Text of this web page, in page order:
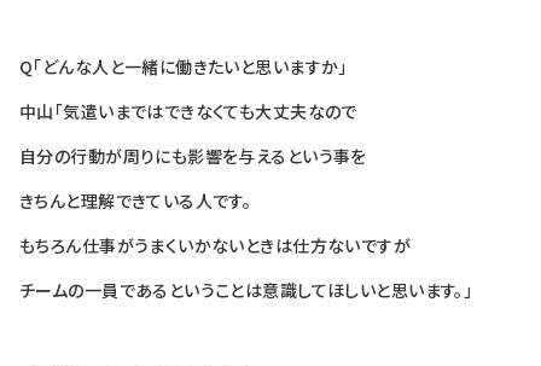
Q「どんな人と一緒に働きたいと思いますか」
中山「気遣いまではできなくても大丈夫なので
自分の行動が周りにも影響を与えるという事を
きちんと理解できている人です。
もちろん仕事がうまくいかないときは仕方ないですが
チームの一員であるということは意識してほしいと思います。」